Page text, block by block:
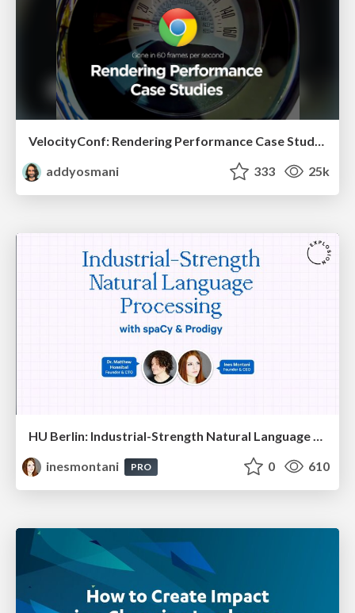
VelocityConf: Rendering Performance Case Studies
addyosmani
333 25k
HU Berlin: Industrial-Strength Natural Language Processing with spaCy and Prodigy
inesmontani
PRO 0 610